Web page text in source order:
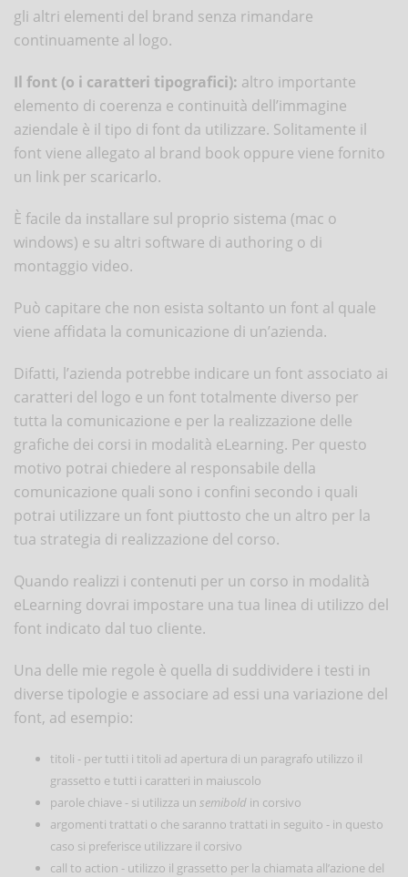
gli altri elementi del brand senza rimandare
continuamente al logo.
Il font (o i caratteri tipografici): altro importante
elemento di coerenza e continuità dell’immagine
aziendale è il tipo di font da utilizzare. Solitamente il
font viene allegato al brand book oppure viene fornito
un link per scaricarlo.
È facile da installare sul proprio sistema (mac o
windows) e su altri software di authoring o di
montaggio video.
Può capitare che non esista soltanto un font al quale
viene affidata la comunicazione di un’azienda.
Difatti, l’azienda potrebbe indicare un font associato ai
caratteri del logo e un font totalmente diverso per
tutta la comunicazione e per la realizzazione delle
grafiche dei corsi in modalità eLearning. Per questo
motivo potrai chiedere al responsabile della
comunicazione quali sono i confini secondo i quali
potrai utilizzare un font piuttosto che un altro per la
tua strategia di realizzazione del corso.
Quando realizzi i contenuti per un corso in modalità
eLearning dovrai impostare una tua linea di utilizzo del
font indicato dal tuo cliente.
Una delle mie regole è quella di suddividere i testi in
diverse tipologie e associare ad essi una variazione del
font, ad esempio:
titoli - per tutti i titoli ad apertura di un paragrafo utilizzo il
grassetto e tutti i caratteri in maiuscolo
parole chiave - si utilizza un semibold in corsivo
argomenti trattati o che saranno trattati in seguito - in questo
caso si preferisce utilizzare il corsivo
call to action - utilizzo il grassetto per la chiamata all’azione del